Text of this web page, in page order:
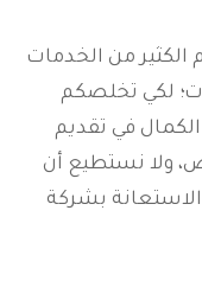
الكثير من الخدمات
لكي تخلصكم
في تقديم
ولا نستطيع أن
بشركة